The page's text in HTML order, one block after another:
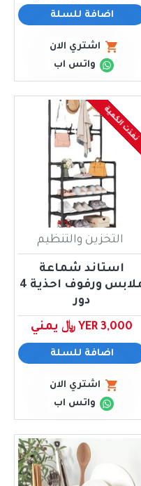
اضافة للسلة
اشتري الان
واتس اب
نفذت الكمية
التخزين والتنظيم
استاند شماعة
ملابس ورفوف احذية 4
دور
YER 3,000 ﷼ يمني
اضافة للسلة
اشتري الان
واتس اب